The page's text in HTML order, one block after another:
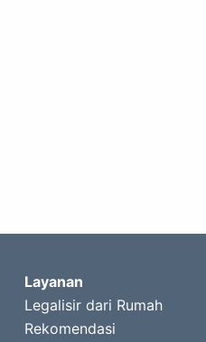
Layanan
Legalisir dari Rumah
Rekomendasi